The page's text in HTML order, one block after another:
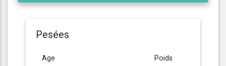
Pesées
Age Poids